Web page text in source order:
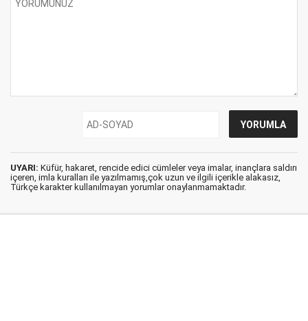
UYARI: Küfür, hakaret, rencide edici cümleler veya imalar, inançlara saldırı
içeren, imla kuralları ile yazılmamış,çok uzun ve ilgili içerikle alakasız,
Türkçe karakter kullanılmayan yorumlar onaylanmamaktadır.